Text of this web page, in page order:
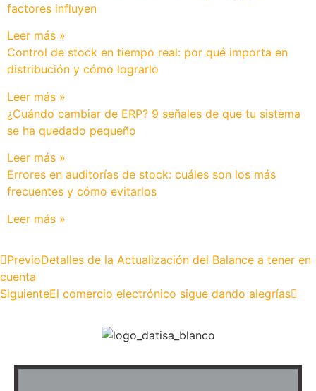
factores influyen
Leer más »
Control de stock en tiempo real: por qué importa en
distribución y cómo lograrlo
Leer más »
¿Cuándo cambiar de ERP? 9 señales de que tu sistema
se ha quedado pequeño
Leer más »
Errores en auditorías de stock: cuáles son los más
frecuentes y cómo evitarlos
Leer más »
PrevioDetalles de la Actualización del Balance a tener en
cuenta
SiguienteEl comercio electrónico sigue dando alegrías